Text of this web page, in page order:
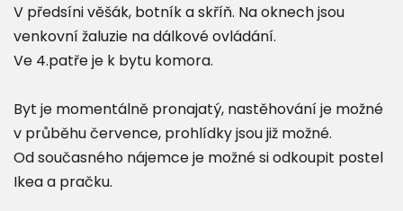
V předsíni věšák, botník a skříň. Na oknech jsou
venkovní žaluzie na dálkové ovládání.
Ve 4.patře je k bytu komora.
Byt je momentálně pronajatý, nastěhování je možné
v průběhu července, prohlídky jsou již možné.
Od současného nájemce je možné si odkoupit postel
Ikea a pračku.